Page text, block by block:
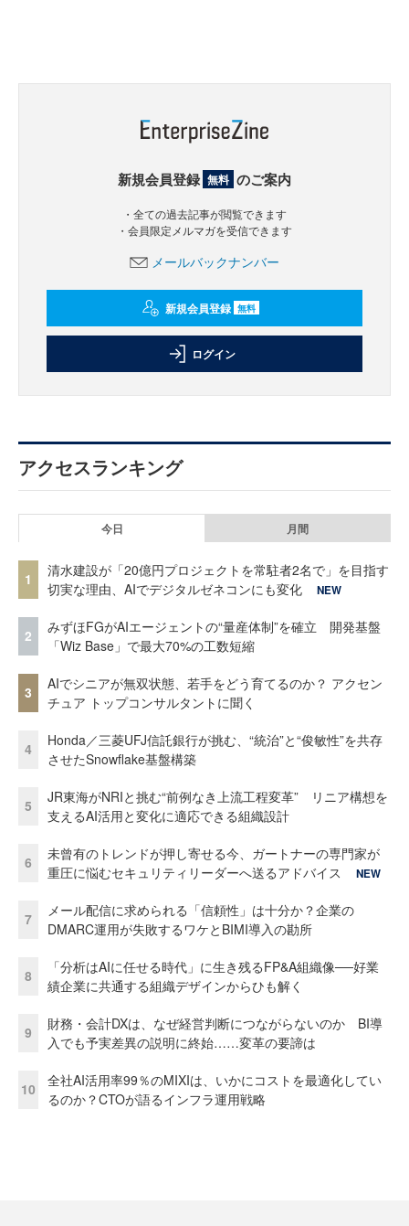
新規会員登録 無料 のご案内
・全ての過去記事が閲覧できます
・会員限定メルマガを受信できます
メールバックナンバー
新規会員登録 無料
ログイン
アクセスランキング
今日 月間
1
清水建設が「20億円プロジェクトを常駐者2名で」を目指す
切実な理由、AIでデジタルゼネコンにも変化
NEW
2
みずほFGがAIエージェントの“量産体制”を確立 開発基盤
「Wiz Base」で最大70%の工数短縮
3
AIでシニアが無双状態、若手をどう育てるのか？ アクセン
チュア トップコンサルタントに聞く
4
Honda／三菱UFJ信託銀行が挑む、“統治”と“俊敏性”を共存
させたSnowflake基盤構築
5
JR東海がNRIと挑む“前例なき上流工程変革” リニア構想を
支えるAI活用と変化に適応できる組織設計
6
未曾有のトレンドが押し寄せる今、ガートナーの専門家が
重圧に悩むセキュリティリーダーへ送るアドバイス
NEW
7
メール配信に求められる「信頼性」は十分か？企業の
DMARC運用が失敗するワケとBIMI導入の勘所
8
「分析はAIに任せる時代」に生き残るFP&A組織像──好業
績企業に共通する組織デザインからひも解く
9
財務・会計DXは、なぜ経営判断につながらないのか BI導
入でも予実差異の説明に終始……変革の要諦は
10
全社AI活用率99％のMIXIは、いかにコストを最適化してい
るのか？CTOが語るインフラ運用戦略